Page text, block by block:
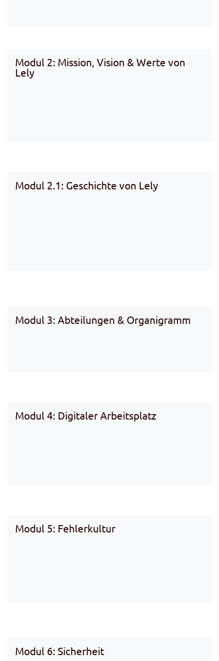
Modul 2: Mission, Vision & Werte von
Lely
Modul 2.1: Geschichte von Lely
Modul 3: Abteilungen & Organigramm
Modul 4: Digitaler Arbeitsplatz
Modul 5: Fehlerkultur
Modul 6: Sicherheit